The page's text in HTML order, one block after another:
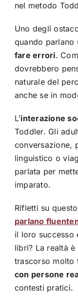
nel metodo
Uno degli
quando parlano
fare errori.
dovrebbero
naturale del
anche se in
L’interazione
Toddler. Gli
conversazione,
linguistico o
parlata per
imparato.
Rifletti su
parlano
il loro successo
libri? La realtà
trascorso molto
con persone
contesti pratici.